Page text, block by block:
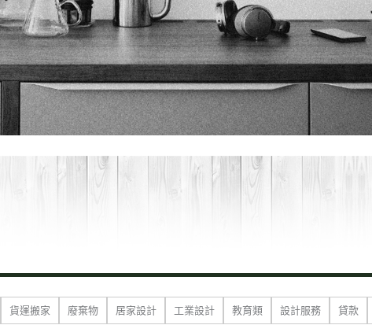
貨運搬家 廢棄物 居家設計 工業設計 教育類 設計服務 貸款